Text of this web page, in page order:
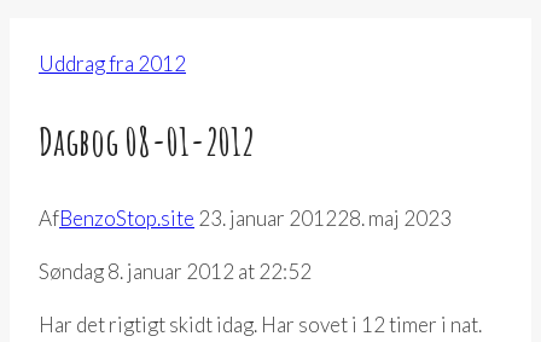
Uddrag fra 2012
Dagbog 08-01-2012
AfBenzoStop.site 23. januar 201228. maj 2023
Søndag 8. januar 2012 at 22:52
Har det rigtigt skidt idag. Har sovet i 12 timer i nat.